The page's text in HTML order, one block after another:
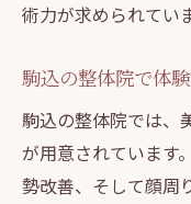
術力が求められてい
駒込の整体院で体
駒込の整体院では、
が用意されています
勢改善、そして顔周